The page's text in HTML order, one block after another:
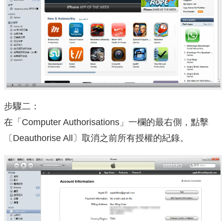
步驟二：
在「Computer Authorisations」一欄的最右側，點擊
〔Deauthorise All〕取消之前所有授權的紀錄。